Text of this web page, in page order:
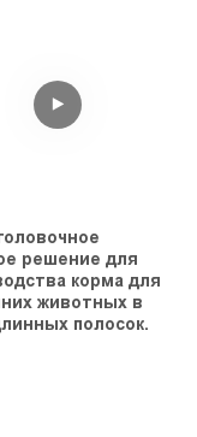
решение для
корма для
животных в
полосок.